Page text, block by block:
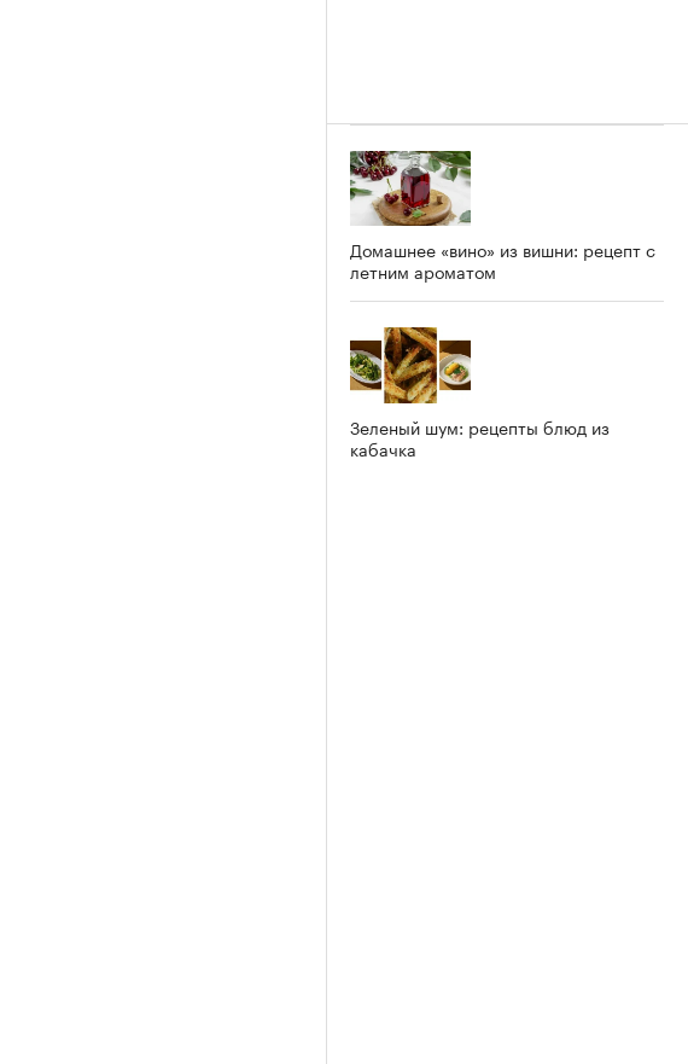
Домашнее «вино» из вишни: рецепт с
летним ароматом
Зеленый шум: рецепты блюд из
кабачка